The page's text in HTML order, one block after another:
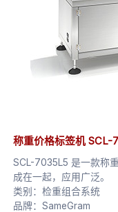
称重价格标签机 SCL-
SCL-7035L5 是一款称
成在一起，应用广泛。
类别：检重组合系统
品牌：SameGram